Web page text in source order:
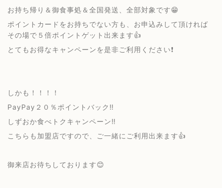
お持ち帰り＆御食事処＆全国発送、全部対象です😁
ポイントカードをお持ちでない方も、お申込みして頂ければ
その場で５倍ポイントゲット出来ます👍
とてもお得なキャンペーンを是非ご利用ください❗️
しかも！！！！
PayPay２０％ポイントバック‼️
しずおか食べトクキャンペーン‼️
こちらも加盟店ですので、ご一緒にご利用出来ます👍
御来店お待ちしております😊